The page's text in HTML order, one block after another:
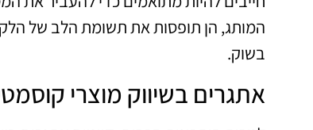
המותג, הן תופסות את תשומת הלב של
בשוק.
אתגרים בשיווק מוצרי